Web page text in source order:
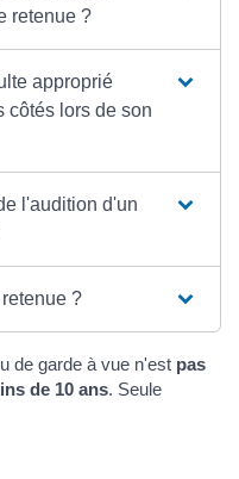
retenue ?
approprié
côtés lors de son
l'audition d'un
?
de garde à vue n'est pas
de 10 ans. Seule